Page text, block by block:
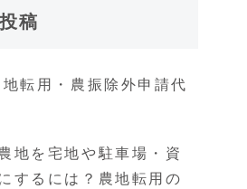
稿
転用・農振除外申請代
地を宅地や駐車場・資
するには？農地転用の